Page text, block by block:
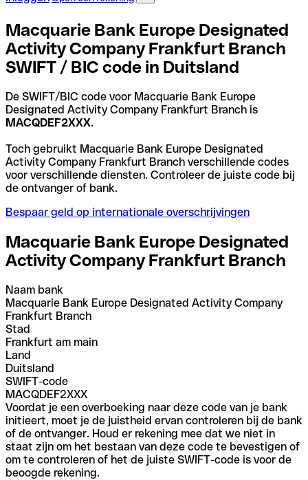
Macquarie Bank Europe Designated
Activity Company Frankfurt Branch
SWIFT / BIC code in Duitsland
De SWIFT/BIC code voor Macquarie Bank Europe
Designated Activity Company Frankfurt Branch is
MACQDEF2XXX.
Toch gebruikt Macquarie Bank Europe Designated
Activity Company Frankfurt Branch verschillende codes
voor verschillende diensten. Controleer de juiste code bij
de ontvanger of bank.
Bespaar geld op internationale overschrijvingen
Macquarie Bank Europe Designated
Activity Company Frankfurt Branch
Naam bank
Macquarie Bank Europe Designated Activity Company
Frankfurt Branch
Stad
Frankfurt am main
Land
Duitsland
SWIFT-code
MACQDEF2XXX
Voordat je een overboeking naar deze code van je bank
initieert, moet je de juistheid ervan controleren bij de bank
of de ontvanger. Houd er rekening mee dat we niet in
staat zijn om het bestaan van deze code te bevestigen of
om te controleren of het de juiste SWIFT-code is voor de
beoogde rekening.